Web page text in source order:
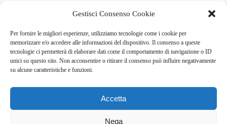
Gestisci Consenso Cookie
Per fornire le migliori esperienze, utilizziamo tecnologie come i cookie per
memorizzare e/o accedere alle informazioni del dispositivo. Il consenso a queste
tecnologie ci permetterà di elaborare dati come il comportamento di navigazione o ID
unici su questo sito. Non acconsentire o ritirare il consenso può influire negativamente
su alcune caratteristiche e funzioni.
Accetta
Nega
psicologia e salute mentale.
Address:
VIA USODIMARE 3 - 37138 - VERONA (VR)
info@respira.re
045-511-7681